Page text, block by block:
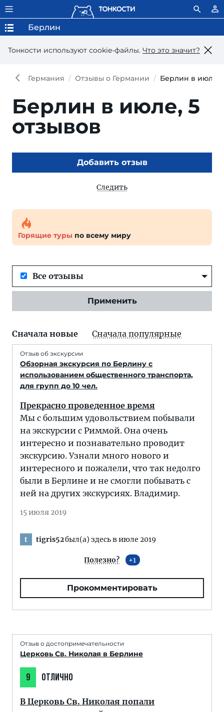
Тонкости используют сookie-файлы. Что это значит?
Берлин
Германия Отзывы о Германии Берлин в июле
Берлин в июле, 5
отзывов
Добавить отзыв
Следить
Горящие туры по всему миру
Все отзывы
Применить
Сначала новые Сначала популярные
Отзыв об экскурсии
Обзорная экскурсия по Берлину с
использованием общественного транспорта,
для групп до 10 чел.
Прекрасно проведенное время
Мы с большим удовольствием побывали
на экскурсии с Риммой. Она очень
интересно и познавательно проводит
экскурсию. Узнали много нового и
интересного и пожалели, что так недолго
были в Берлине и не смогли побывать с
ней на других экскурсиях. Владимир.
15 июля 2019
t tigris52был(а) здесь в июле 2019
Полезно? 1
Прокомментировать
Отзыв о достопримечательности
Церковь Св. Николая в Берлине
9 ОТЛИЧНО
В Церковь Св. Николая попали